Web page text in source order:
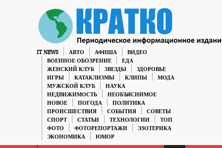
IT NEWS АВТО АФИША
ВИДЕО
ВОЕННОЕ ОБОЗРЕНИЕ
ЕДА
ЖЕНСКИЙ КЛУБ
ЗВЕЗДЫ
ЗДОРОВЬЕ
ИГРЫ
КАТАКЛИЗМЫ КЛИПЫ
МОДА
МУЖСКОЙ КЛУБ
НАУКА
НЕДВИЖИМОСТЬ
НЕОБЪЯСНИМОЕ
НОВОЕ
ПОГОДА
ПОЛИТИКА
ПРОИСШЕСТВИЯ
СОБЫТИЯ
СОВЕТЫ
СПОРТ
СТАТЬИ ТЕХНОЛОГИИ
ТОП
ФОТО
ФОТОРЕПОРТАЖИ
ЭЗОТЕРИКА
ЭКОНОМИКА
ЮМОР